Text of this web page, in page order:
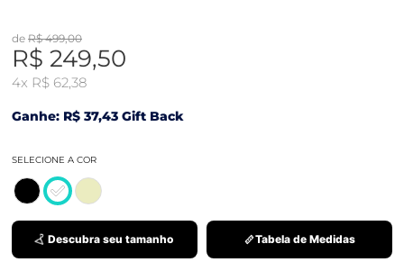
de R$ 499,00
R$ 249,50
4x R$ 62,38
Ganhe: R$ 37,43 Gift Back
SELECIONE A COR
Descubra seu tamanho Tabela de Medidas